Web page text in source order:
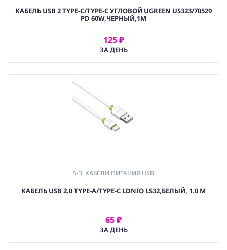
КАБЕЛЬ USB 2 TYPE-C/TYPE-C УГЛОВОЙ UGREEN US323/70529
PD 60W,ЧЕРНЫЙ,1М
125 ₽
ЗА ДЕНЬ
АРЕНДОВАТЬ
5-3. КАБЕЛИ ПИТАНИЯ USB
КАБЕЛЬ USB 2.0 TYPE-A/TYPE-C LDNIO LS32,БЕЛЫЙ, 1.0 М
65 ₽
ЗА ДЕНЬ
АРЕНДОВАТЬ